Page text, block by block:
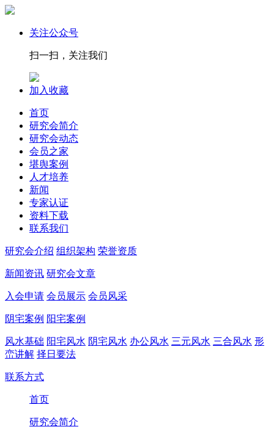
关注公众号
扫一扫，关注我们
加入收藏
首页
研究会简介
研究会动态
会员之家
堪舆案例
人才培养
新闻
专家认证
资料下载
联系我们
研究会介绍 组织架构 荣誉资质
新闻资讯 研究会文章
入会申请 会员展示 会员风采
阴宅案例 阳宅案例
风水基础 阳宅风水 阴宅风水 办公风水 三元风水 三合风水 形
峦讲解 择日要法
联系方式
首页
研究会简介